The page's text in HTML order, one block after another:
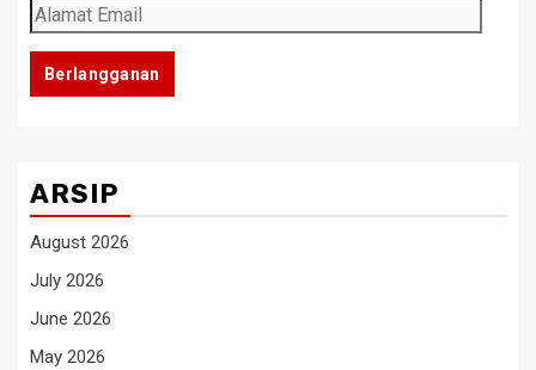
Alamat
Email
Berlangganan
ARSIP
August 2026
July 2026
June 2026
May 2026